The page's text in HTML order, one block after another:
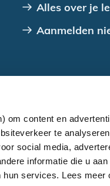
om content en
te
social media,
informatie die u
services. Lees meer
Alles over je
Aanmelden
schriftelijke